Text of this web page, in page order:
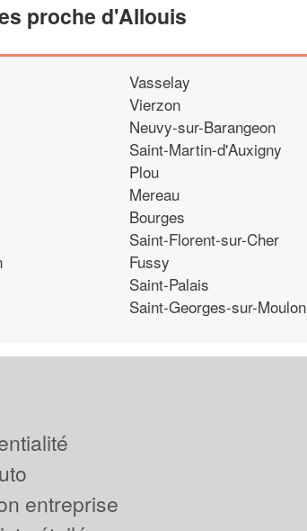
proche d'Allouis
Vasselay
Vierzon
Neuvy-sur-Barangeon
Saint-Martin-d'Auxigny
Plou
Mereau
Bourges
Saint-Florent-sur-Cher
Fussy
Saint-Palais
Saint-Georges-sur-Moulon
entreprise